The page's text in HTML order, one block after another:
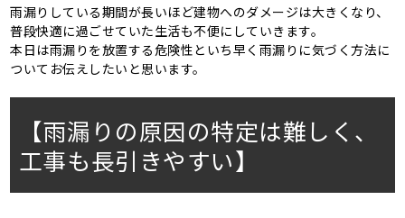
雨漏りしている期間が長いほど建物へのダメージは大きくなり、
普段快適に過ごせていた生活も不便にしていきます。
本日は雨漏りを放置する危険性といち早く雨漏りに気づく方法に
ついてお伝えしたいと思います。
【雨漏りの原因の特定は難しく、
工事も長引きやすい】